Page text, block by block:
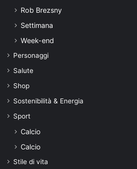
Rob Brezsny
Settimana
Week-end
Personaggi
Salute
Shop
Sostenibilità & Energia
Sport
Calcio
Calcio
Stile di vita